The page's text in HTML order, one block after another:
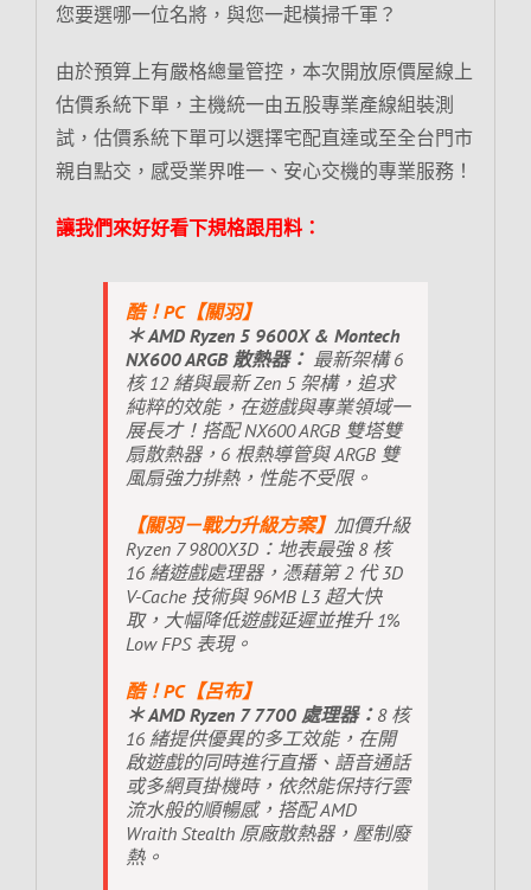
您要選哪一位名將，與您一起橫掃千軍？
由於預算上有嚴格總量管控，本次開放原價屋線上
估價系統下單，主機統一由五股專業產線組裝測
試，估價系統下單可以選擇宅配直達或至全台門市
親自點交，感受業界唯一、安心交機的專業服務！
讓我們來好好看下規格跟用料：
酷！PC【關羽】
＊ AMD Ryzen 5 9600X & Montech
NX600 ARGB 散熱器： 最新架構 6
核 12 緒與最新 Zen 5 架構，追求
純粹的效能，在遊戲與專業領域一
展長才！搭配 NX600 ARGB 雙塔雙
扇散熱器，6 根熱導管與 ARGB 雙
風扇強力排熱，性能不受限。
【關羽－戰力升級方案】 加價升級
Ryzen 7 9800X3D：地表最強 8 核
16 緒遊戲處理器，憑藉第 2 代 3D
V-Cache 技術與 96MB L3 超大快
取，大幅降低遊戲延遲並推升 1%
Low FPS 表現。
酷！PC【呂布】
＊ AMD Ryzen 7 7700 處理器： 8 核
16 緒提供優異的多工效能，在開
啟遊戲的同時進行直播、語音通話
或多網頁掛機時，依然能保持行雲
流水般的順暢感，搭配 AMD
Wraith Stealth 原廠散熱器，壓制廢
熱。